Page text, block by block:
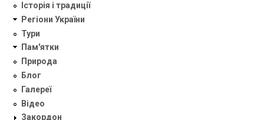
Історія і традиції
Регіони України
Тури
Пам'ятки
Природа
Блог
Галереї
Відео
Закордон